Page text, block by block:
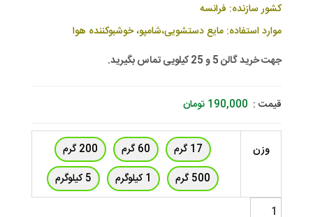
کشور سازنده: فرانسه
موارد استفاده: مایع دستشویی،شامپو، خوشبوکننده هوا
جهت خرید گالن 5 و 25 کیلویی تماس بگیرید.
قیمت : 190,000 تومان
وزن 17 گرم 60 گرم
200 گرم
500 گرم
1 کیلوگرم
5 کیلوگرم
اسانس